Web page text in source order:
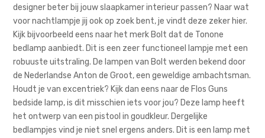
designer beter bij jouw slaapkamer interieur passen? Naar wat
voor nachtlampje jij ook op zoek bent, je vindt deze zeker hier.
Kijk bijvoorbeeld eens naar het merk Bolt dat de Tonone
bedlamp aanbiedt. Dit is een zeer functioneel lampje met een
robuuste uitstraling. De lampen van Bolt werden bekend door
de Nederlandse Anton de Groot, een geweldige ambachtsman.
Houdt je van excentriek? Kijk dan eens naar de Flos Guns
bedside lamp, is dit misschien iets voor jou? Deze lamp heeft
het ontwerp van een pistool in goudkleur. Dergelijke
bedlampjes vind je niet snel ergens anders. Dit is een lamp met